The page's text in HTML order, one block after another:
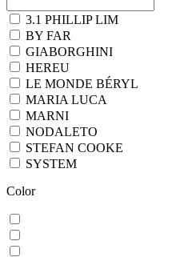
3.1 PHILLIP LIM
BY FAR
GIABORGHINI
HEREU
LE MONDE BÉRYL
MARIA LUCA
MARNI
NODALETO
STEFAN COOKE
SYSTEM
Color